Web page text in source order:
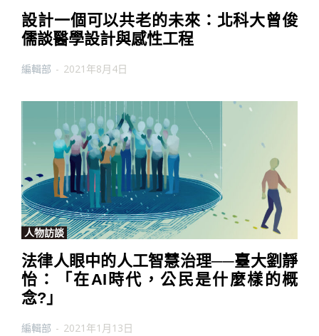
設計一個可以共老的未來：北科大曾俊
儒談醫學設計與感性工程
編輯部 - 2021年8月4日
人物訪談
法律人眼中的人工智慧治理──臺大劉靜
怡：「在AI時代，公民是什麼樣的概
念?」
編輯部 - 2021年1月13日